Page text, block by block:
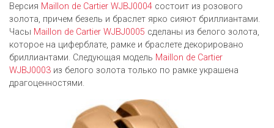
Версия Maillon de Cartier WJBJ0004 состоит из розового
золота, причем безель и браслет ярко сияют бриллиантами.
Часы Maillon de Cartier WJBJ0005 сделаны из белого золота,
которое на циферблате, рамке и браслете декорировано
бриллиантами. Следующая модель Maillon de Cartier
WJBJ0003 из белого золота только по рамке украшена
драгоценностями.